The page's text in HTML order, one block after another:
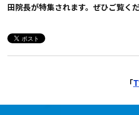
田院長が特集されます。ぜひご覧くだ
「